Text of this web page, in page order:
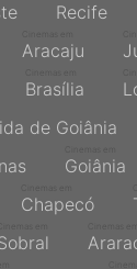
Recife
Aracaju
Brasília
de Goiânia
Goiânia
Chapecó